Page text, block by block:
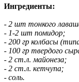
Ингредиенты:
- 2 шт тонкого
- 1-2 шт помидор;
- 200 гр колбасы
- 100 гр твердого
- 2 ст.л. майонеза;
- 2 ст.л. кетчупа;
- соль.